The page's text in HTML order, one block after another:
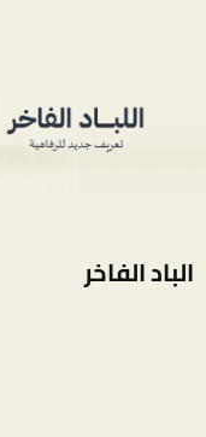
الباد الفاخر